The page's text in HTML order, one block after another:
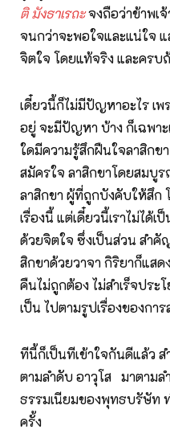
ติ มังธาเรถะจงถือว่าข้าพเ
จนกว่าจะพอใจและแน่ใจ
จิตใจ โดยแท้จริง และครบ
เดี๋ยวนี้ก็ไม่มีปัญหาอะไร เพ
อยู่ จะมีปัญหา บ้าง ก็เฉพา
ใดมีความรู้สึกฝืนใจลาสิกขา
สมัครใจ ลาสิกขาโดยสมบูร
ลาสิกขา ผู้ที่ถูกบังคับให้สึก
เรื่องนี้ แต่เดี๋ยวนี้เราไม่ได้
ด้วยจิตใจ ซึ่งเป็นส่วน สำ
สิกขาด้วยวาจา กิริยาก็แส
คืนไม่ถูกต้อง ไม่สำเร็จปร
เป็น ไปตามรูปเรื่องของกา
ทีนี้ก็เป็นทีเข้าใจกันดีแล้ว
ตามลำดับ อาวุโส มาตามล
ธรรมเนียมของพุทธบรัษัท
ครั้ง